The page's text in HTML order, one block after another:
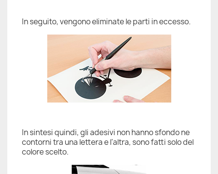
In seguito, vengono eliminate le parti in eccesso.
In sintesi quindi, gli adesivi non hanno sfondo ne
contorni tra una lettera e l'altra, sono fatti solo del
colore scelto.